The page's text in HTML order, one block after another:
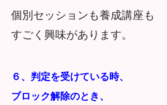
個別セッションも養成講座も
すごく興味があります。
６、判定を受けている時、
ブロック解除のとき、